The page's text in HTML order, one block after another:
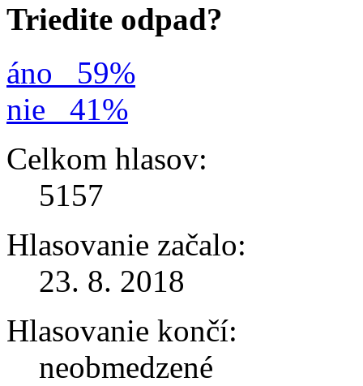
Triedite odpad?
áno
59%
nie
41%
Celkom hlasov:
5157
Hlasovanie začalo:
23. 8. 2018
Hlasovanie končí:
neobmedzené